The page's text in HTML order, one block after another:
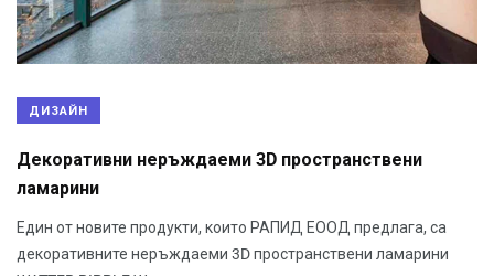
ДИЗАЙН
Декоративни неръждаеми 3D пространствени
ламарини
Един от новите продукти, които РАПИД ЕООД предлага, са
декоративните неръждаеми 3D пространствени ламарини